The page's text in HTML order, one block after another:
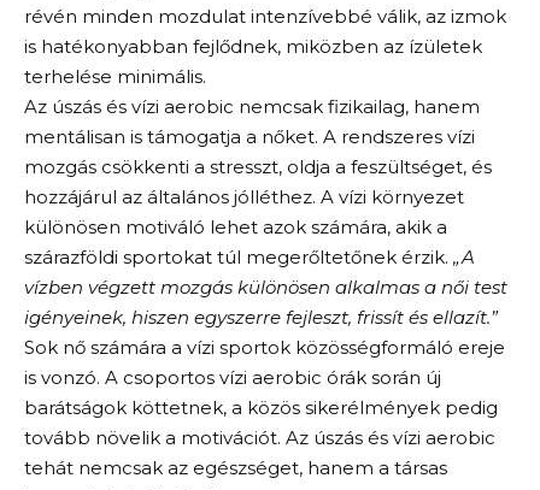
révén minden mozdulat intenzívebbé válik, az izmok
is hatékonyabban fejlődnek, miközben az ízületek
terhelése minimális.
Az úszás és vízi aerobic nemcsak fizikailag, hanem
mentálisan is támogatja a nőket. A rendszeres vízi
mozgás csökkenti a stresszt, oldja a feszültséget, és
hozzájárul az általános jólléthez. A vízi környezet
különösen motiváló lehet azok számára, akik a
szárazföldi sportokat túl megerőltetőnek érzik. „A
vízben végzett mozgás különösen alkalmas a női test
igényeinek, hiszen egyszerre fejleszt, frissít és ellazít.”
Sok nő számára a vízi sportok közösségformáló ereje
is vonzó. A csoportos vízi aerobic órák során új
barátságok köttetnek, a közös sikerélmények pedig
tovább növelik a motivációt. Az úszás és vízi aerobic
tehát nemcsak az egészséget, hanem a társas